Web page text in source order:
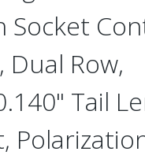
Row,
Tail